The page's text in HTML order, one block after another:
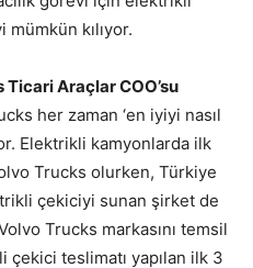
mümkün kılıyor.
Ticari Araçlar COO’su
her zaman ‘en iyiyi nasıl
Elektrikli kamyonlarda ilk
Trucks olurken, Türkiye
çekiciyi sunan şirket de
Trucks markasını temsil
teslimatı yapılan ilk 3